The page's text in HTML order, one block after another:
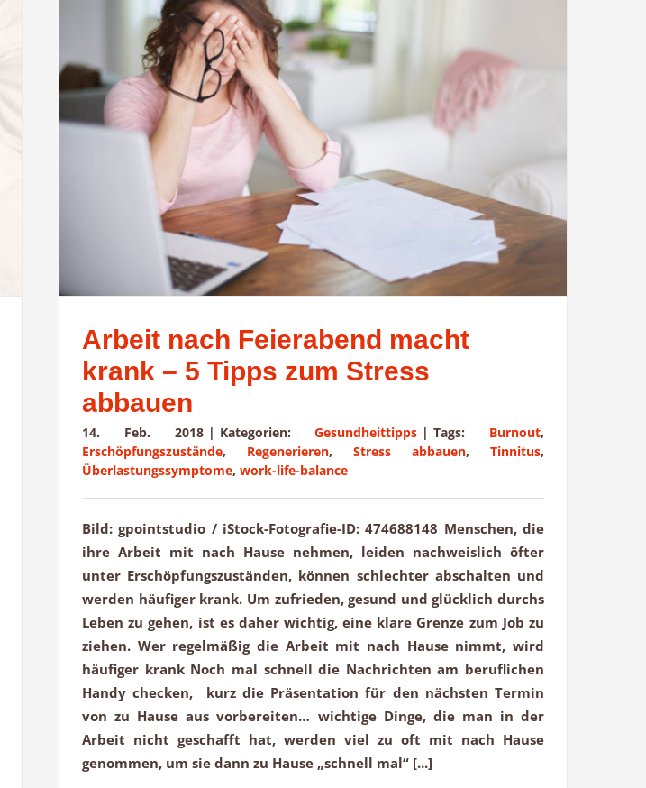
Arbeit nach Feierabend macht
krank – 5 Tipps zum Stress
abbauen
14. Feb. 2018 | Kategorien:Gesundheittipps | Tags: Burnout,
Erschöpfungszustände, Regenerieren, Stress abbauen, Tinnitus,
Überlastungssymptome, work-life-balance
Bild: gpointstudio / iStock-Fotografie-ID: 474688148 Menschen, die
ihre Arbeit mit nach Hause nehmen, leiden nachweislich öfter
unter Erschöpfungszuständen, können schlechter abschalten und
werden häufiger krank. Um zufrieden, gesund und glücklich durchs
Leben zu gehen, ist es daher wichtig, eine klare Grenze zum Job zu
ziehen. Wer regelmäßig die Arbeit mit nach Hause nimmt, wird
häufiger krank Noch mal schnell die Nachrichten am beruflichen
Handy checken, kurz die Präsentation für den nächsten Termin
von zu Hause aus vorbereiten… wichtige Dinge, die man in der
Arbeit nicht geschafft hat, werden viel zu oft mit nach Hause
genommen, um sie dann zu Hause „schnell mal“ [...]